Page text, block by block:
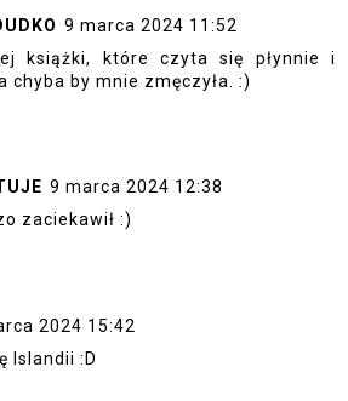
9 marca 2024 11:52
książki, które czyta się płynnie i
chyba by mnie zmęczyła. :)
9 marca 2024 12:38
zaciekawił :)
2024 15:42
Islandii :D